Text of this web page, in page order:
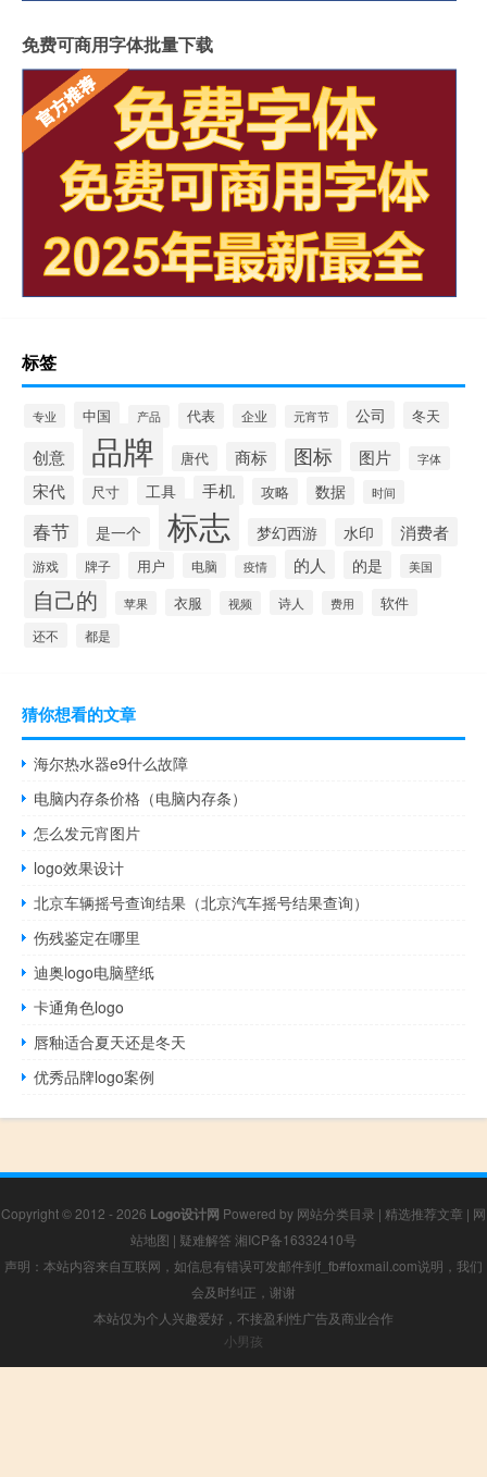
免费可商用字体批量下载
标签
专业 中国 产品 代表 企业 元宵节 公司 冬天
创意 品牌 唐代 商标 图标 图片 字体
宋代 尺寸 工具 手机 攻略 数据 时间
春节 是一个 标志 梦幻西游 水印 消费者
游戏 牌子 用户 电脑 疫情 的人 的是 美国
自己的 苹果 衣服 视频 诗人 费用 软件
还不 都是
猜你想看的文章
海尔热水器e9什么故障
电脑内存条价格（电脑内存条）
怎么发元宵图片
logo效果设计
北京车辆摇号查询结果（北京汽车摇号结果查询）
伤残鉴定在哪里
迪奥logo电脑壁纸
卡通角色logo
唇釉适合夏天还是冬天
优秀品牌logo案例
Copyright © 2012 - 2026 Logo设计网 Powered by 网站分类目录 | 精选推荐文章 | 网
站地图 | 疑难解答 湘ICP备16332410号
声明：本站内容来自互联网，如信息有错误可发邮件到f_fb#foxmail.com说明，我们
会及时纠正，谢谢
本站仅为个人兴趣爱好，不接盈利性广告及商业合作
小男孩